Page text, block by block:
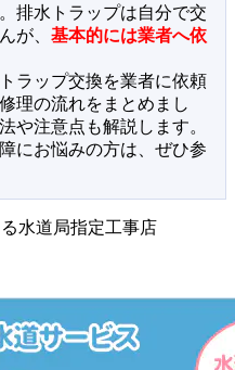
排水トラップは自分で交
が、 基本的には業者へ依
ラップ交換を業者に依頼
理の流れをまとめまし
や注意点も解説します。
にお悩みの方は、ぜひ参
水道局指定工事店